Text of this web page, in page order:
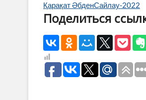
Қарақат ӘбденСайлау-2022
Поделиться